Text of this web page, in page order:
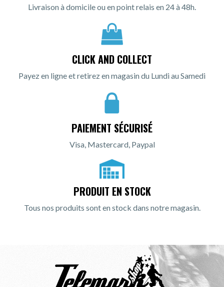
Livraison à domicile ou en point relais en 24 à 48h.
CLICK AND COLLECT
Payez en ligne et retirez en magasin du Lundi au Samedi
PAIEMENT SÉCURISÉ
Visa, Mastercard, Paypal
PRODUIT EN STOCK
Tous nos produits sont en stock dans notre magasin.